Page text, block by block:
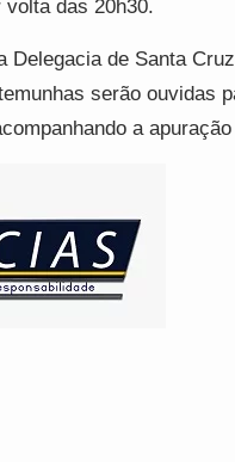
das 20h30.
Delegacia de Santa
serão ouvidas
a